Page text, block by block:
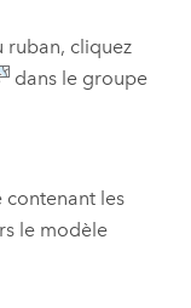
cliquez
dans le groupe
contenant les
le modèle